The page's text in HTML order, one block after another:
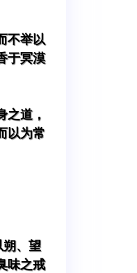
不举以
于冥漠
之道，
以为常
朔、望
味之戒